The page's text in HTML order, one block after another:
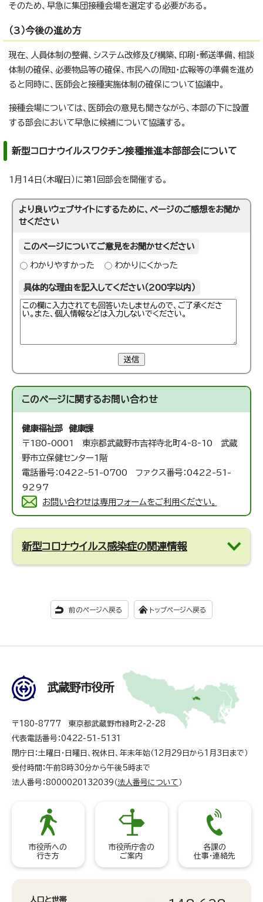
そのため、早急に集団接種会場を選定する必要がある。
（3）今後の進め方
現在、人員体制の整備、システム改修及び構築、印刷・郵送準備、相談
体制の確保、必要物品等の確保、市民への周知・広報等の準備を進め
ると同時に、医師会と接種実施体制の確保について協議中。
接種会場については、医師会の意見も聞きながら、本部の下に設置
する部会において早急に候補について協議する。
新型コロナウイルスワクチン接種推進本部部会について
1月14日（木曜日）に第1回部会を開催する。
より良いウェブサイトにするために、ページのご感想をお聞か
せください
このページについてご意見をお聞かせください
わかりやすかった わかりにくかった
具体的な理由を記入してください（200字以内）
送信
このページに関するお問い合わせ
健康福祉部 健康課
〒180-0001 東京都武蔵野市吉祥寺北町4‐8‐10 武蔵
野市立保健センター1階
電話番号：0422-51-0700 ファクス番号：0422-51-
9297
お問い合わせは専用フォームをご利用ください。
新型コロナウイルス感染症の関連情報
前のページへ戻る トップページへ戻る
武蔵野市役所
〒180-8777 東京都武蔵野市緑町2-2-28
代表電話番号：0422-51-5131
閉庁日：土曜日・日曜日、祝休日、年末年始（12月29日から1月3日まで）
受付時間：午前8時30分から午後5時まで
法人番号：8000020132039（ 法人番号について ）
市役所への
行き方
市役所庁舎の
ご案内
各課の
仕事・連絡先
人口と世帯